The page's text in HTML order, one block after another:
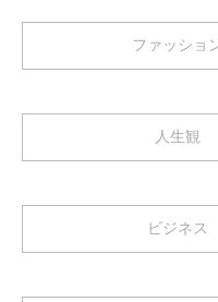
ファッショ
人生観
ビジネス